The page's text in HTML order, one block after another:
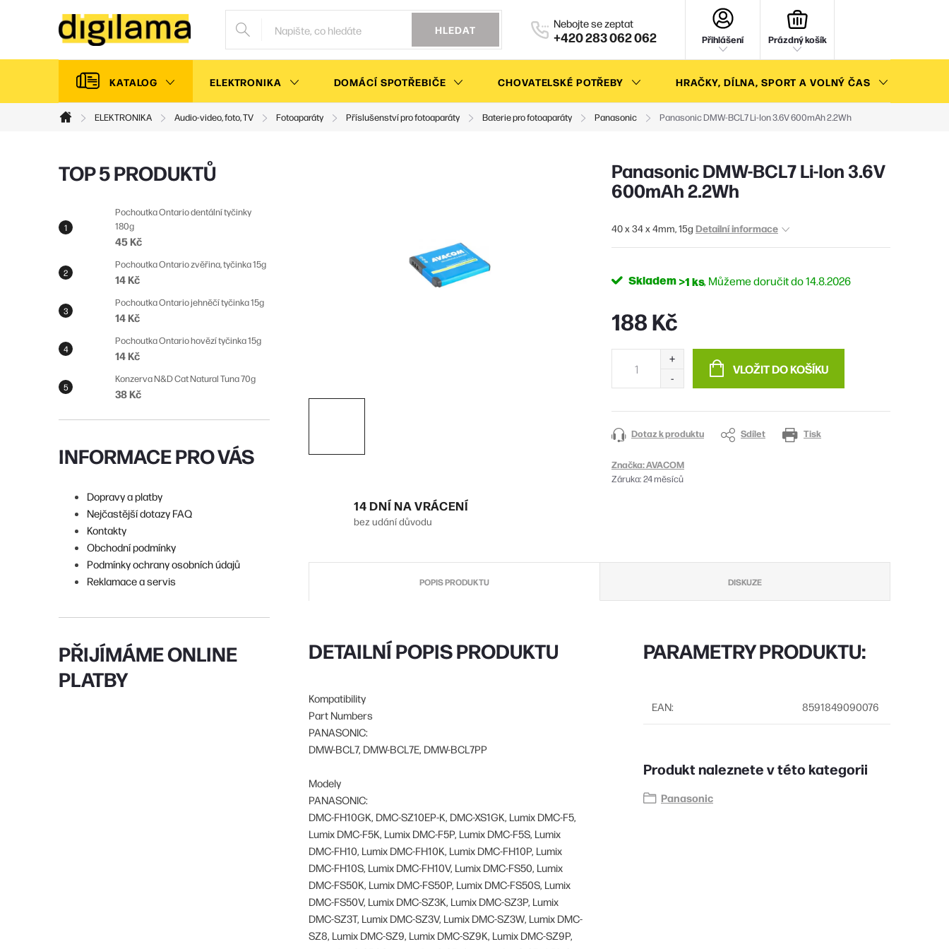
HLEDAT +420 283 062 062 Přihlášení Prázdný košík
KATALOG ELEKTRONIKA DOMÁCÍ SPOTŘEBIČE CHOVATELSKÉ POTŘEBY HRAČKY, DÍLNA, SPORT A VOLNÝ ČAS
Domů
ELEKTRONIKA Audio-video, foto, TV Fotoaparáty Příslušenství pro fotoaparáty Baterie pro fotoaparáty Panasonic Panasonic DMW-BCL7 Li-Ion 3.6V 600mAh 2.2Wh
P
s
t
r
a
n
í
p
a
n
e
l
TOP 5 PRODUKTŮ
Pochoutka Ontario dentální tyčinky
180g
45 Kč
Pochoutka Ontario zvěřina, tyčinka 15g
14 Kč
Pochoutka Ontario jehněčí tyčinka 15g
14 Kč
Pochoutka Ontario hovězí tyčinka 15g
14 Kč
Konzerva N&D Cat Natural Tuna 70g
38 Kč
INFORMACE PRO VÁS
Dopravy a platby
Nejčastější dotazy FAQ
Kontakty
Obchodní podmínky
Podmínky ochrany osobních údajů
Reklamace a servis
PŘIJÍMÁME ONLINE
PLATBY
Panasonic DMW-BCL7 Li-Ion 3.6V
600mAh 2.2Wh
40 x 34 x 4mm, 15g Detailní informace
Skladem>1 ks 14.8.2026
188 Kč
VLOŽIT DO KOŠÍKU
Tisk
Dotaz k produktu Sdílet
Značka:AVACOM
Záruka:24 měsíců
14 DNÍ NA VRÁCENÍ
bez udání důvodu
POPIS PRODUKTU DISKUZE
DETAILNÍ POPIS PRODUKTU
Kompatibility
Part Numbers
PANASONIC:
DMW-BCL7, DMW-BCL7E, DMW-BCL7PP
Modely
PANASONIC:
DMC-FH10GK, DMC-SZ10EP-K, DMC-XS1GK, Lumix DMC-F5,
Lumix DMC-F5K, Lumix DMC-F5P, Lumix DMC-F5S, Lumix
DMC-FH10, Lumix DMC-FH10K, Lumix DMC-FH10P, Lumix
DMC-FH10S, Lumix DMC-FH10V, Lumix DMC-FS50, Lumix
DMC-FS50K, Lumix DMC-FS50P, Lumix DMC-FS50S, Lumix
DMC-FS50V, Lumix DMC-SZ3K, Lumix DMC-SZ3P, Lumix
DMC-SZ3T, Lumix DMC-SZ3V, Lumix DMC-SZ3W, Lumix DMC-
SZ8, Lumix DMC-SZ9, Lumix DMC-SZ9K, Lumix DMC-SZ9P,
PARAMETRY PRODUKTU:
EAN: 8591849090076
Produkt naleznete v této kategorii
Panasonic